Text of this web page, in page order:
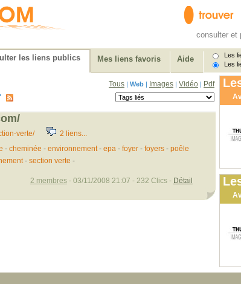
consulter et
les liens publics Mes liens favoris Aide
Les
Les
Tous | Web | Images | Vidéo | Pdf
verte/ 2 liens...
- cheminée - environnement- epa - foyer- foyers- poêle
- section verte -
2 membres- 03/11/2008 21:07 - 232 Clics - Détail